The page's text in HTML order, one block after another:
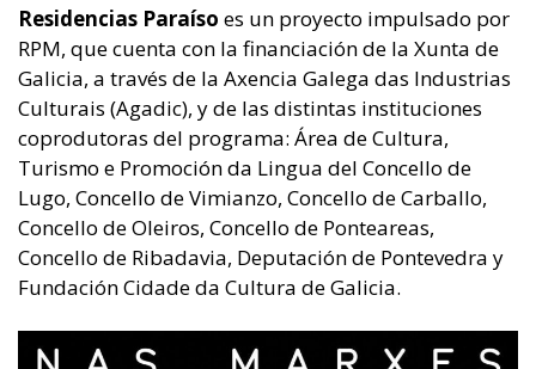
Residencias Paraíso es un proyecto impulsado por
RPM, que cuenta con la financiación de la Xunta de
Galicia, a través de la Axencia Galega das Industrias
Culturais (Agadic), y de las distintas instituciones
coprodutoras del programa: Área de Cultura,
Turismo e Promoción da Lingua del Concello de
Lugo, Concello de Vimianzo, Concello de Carballo,
Concello de Oleiros, Concello de Ponteareas,
Concello de Ribadavia, Deputación de Pontevedra y
Fundación Cidade da Cultura de Galicia.